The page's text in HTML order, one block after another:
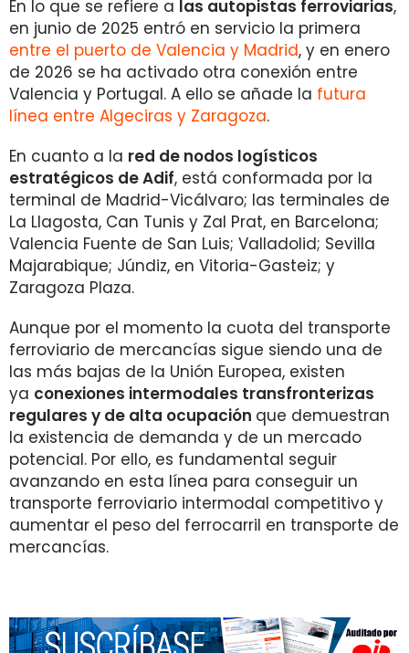
En lo que se refiere a las autopistas ferroviarias,
en junio de 2025 entró en servicio la primera
entre el puerto de Valencia y Madrid, y en enero
de 2026 se ha activado otra conexión entre
Valencia y Portugal. A ello se añade la futura
línea entre Algeciras y Zaragoza.
En cuanto a la red de nodos logísticos
estratégicos de Adif, está conformada por la
terminal de Madrid-Vicálvaro; las terminales de
La Llagosta, Can Tunis y Zal Prat, en Barcelona;
Valencia Fuente de San Luis; Valladolid; Sevilla
Majarabique; Júndiz, en Vitoria-Gasteiz; y
Zaragoza Plaza.
Aunque por el momento la cuota del transporte
ferroviario de mercancías sigue siendo una de
las más bajas de la Unión Europea, existen
ya conexiones intermodales transfronterizas
regulares y de alta ocupación que demuestran
la existencia de demanda y de un mercado
potencial. Por ello, es fundamental seguir
avanzando en esta línea para conseguir un
transporte ferroviario intermodal competitivo y
aumentar el peso del ferrocarril en transporte de
mercancías.